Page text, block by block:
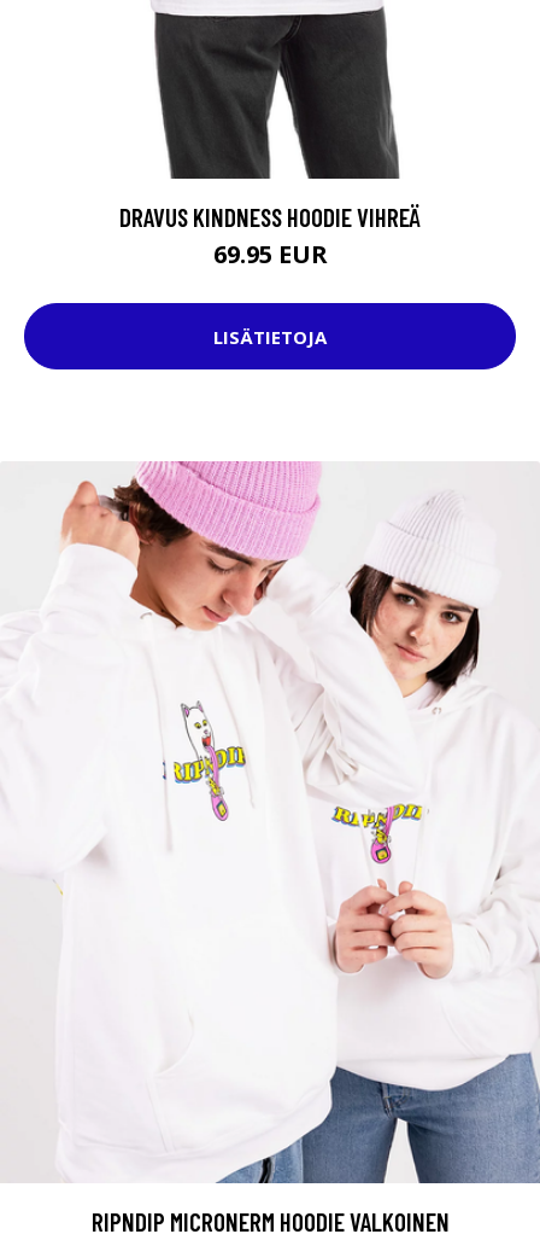
DRAVUS KINDNESS HOODIE VIHREÄ
69.95 EUR
LISÄTIETOJA
RIPNDIP MICRONERM HOODIE VALKOINEN